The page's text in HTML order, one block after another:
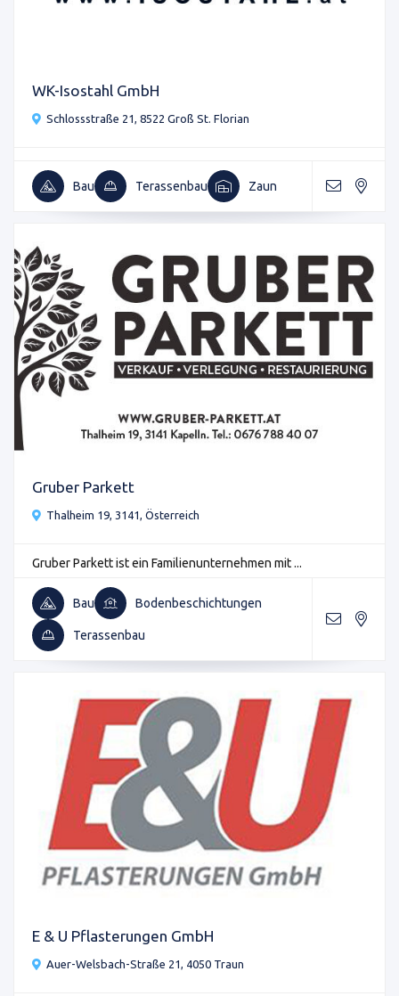
WK-Isostahl GmbH
Schlossstraße 21, 8522 Groß St. Florian
Bau Terassenbau Zaun
Gruber Parkett
Thalheim 19, 3141, Österreich
Gruber Parkett ist ein Familienunternehmen mit ...
Bau Bodenbeschichtungen
Terassenbau
E & U Pflasterungen GmbH
Auer-Welsbach-Straße 21, 4050 Traun